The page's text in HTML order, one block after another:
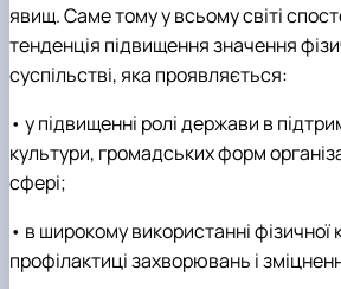
явищ. Саме тому у всьому світі
тенденція підвищення значення
суспільстві, яка проявляється:
• у підвищенні ролі держави в
культури, громадських форм
сфері;
• в широкому використанні фізичної
профілактиці захворювань і